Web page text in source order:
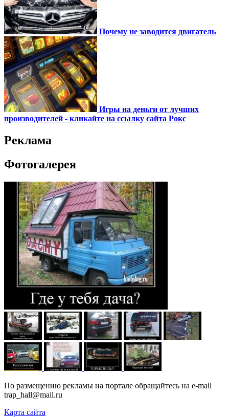
Почему не заводится двигатель
Игры на деньги от лучших
производителей - кликайте на ссылку сайта Рокс
Реклама
Фотогалерея
По размещению рекламы на портале обращайтесь на e-mail
trap_hall@mail.ru
Карта сайта